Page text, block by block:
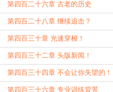
第四百二十六章 古老的历史
第四百二十八章 继续追击？
第四百三十章 光速穿梭！
第四百三十二章 头版新闻！
第四百三十四章 不会让你失望的！
第四百三十六章 专业训练背景